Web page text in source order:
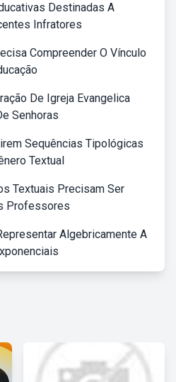
Destinadas A
Infratores
Compreender O Vínculo
De Igreja Evangelica
Senhoras
Sequências Tipológicas
Textual
Textuais Precisam Ser
Professores
Algebricamente A